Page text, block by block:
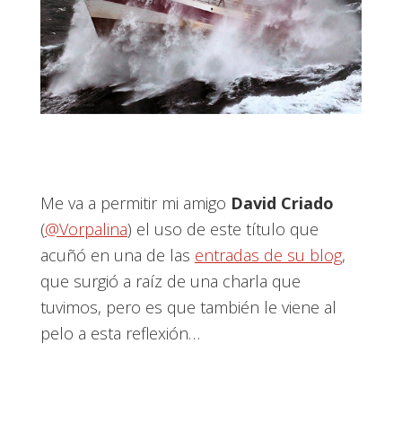
Me va a permitir mi amigo David Criado
(@Vorpalina) el uso de este título que
acuñó en una de las entradas de su blog,
que surgió a raíz de una charla que
tuvimos, pero es que también le viene al
pelo a esta reflexión…